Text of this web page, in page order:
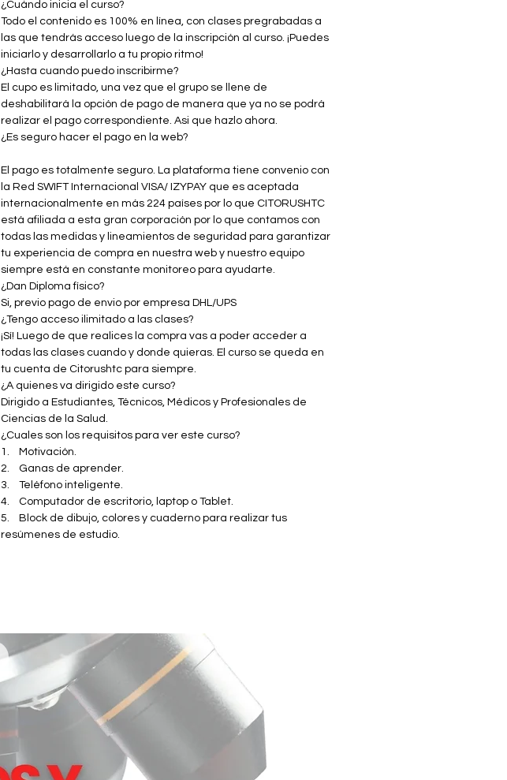
Bloques celulares y manejo de líquidos
celulares
1. Generalidades del bloque celular,
conceptos básicos y fundamento
2. Manejo de muestras de PAAF y
líquidos corporales:
a) Procesamiento de BC
(tradicional)
b) Centrifugación
c) Citocentrifugación
d) Procesamiento de filtros de
nitrocelulosa
e) Procesamiento interconsulta
3. Examen macroscópico de líquidos
corporales y técnicas especiales de
a) Método plasma-trombina
b) Método bolsa de coloidina
c) Método de histogel
d) Método de citobloques
4. Algoritmos y tópicos de
estandarización para el manejo de
¿Cuándo inicia el curso?
Todo el contenido es 100% en línea, con clases pregrabadas a
las que tendrás acceso luego de la inscripción al curso. ¡Puedes
iniciarlo y desarrollarlo a tu propio ritmo!
¿Hasta cuando puedo inscribirme?
El cupo es limitado, una vez que el grupo se llene de
deshabilitará la opción de pago de manera que ya no se podrá
realizar el pago correspondiente. Asi que hazlo ahora.
¿Es seguro hacer el pago en la web?
El pago es totalmente seguro. La plataforma tiene convenio con
la Red SWIFT Internacional VISA/ IZYPAY que es aceptada
internacionalmente en más 224 países por lo que CITORUSHTC
está afiliada a esta gran corporación por lo que contamos con
todas las medidas y lineamientos de seguridad para garantizar
tu experiencia de compra en nuestra web y nuestro equipo
siempre está en constante monitoreo para ayudarte.
¿Dan Diploma físico?
Si, previo pago de envio por empresa DHL/UPS
¿Tengo acceso ilimitado a las clases?
¡Sí! Luego de que realices la compra vas a poder acceder a
todas las clases cuando y donde quieras. El curso se queda en
tu cuenta de Citorushtc para siempre.
¿A quienes va dirigido este curso?
Dirigido a Estudiantes, Técnicos, Médicos y Profesionales de
Ciencias de la Salud.
¿Cuales son los requisitos para ver este curso?
1. Motivación.
2. Ganas de aprender.
3. Teléfono inteligente.
4. Computador de escritorio, laptop o Tablet.
5. Block de dibujo, colores y cuaderno para realizar tus
resúmenes de estudio.